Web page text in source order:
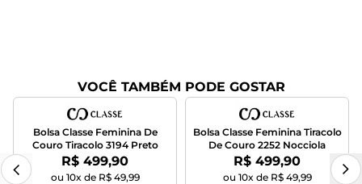
VOCÊ TAMBÉM PODE GOSTAR
Bolsa Classe Feminina De
Couro Tiracolo 3194 Preto
Por:
R$ 499,90
ou 10x de R$ 49,99
Bolsa Classe Feminina Tiracolo
De Couro 2252 Nocciola
Por:
R$ 499,90
ou 10x de R$ 49,99